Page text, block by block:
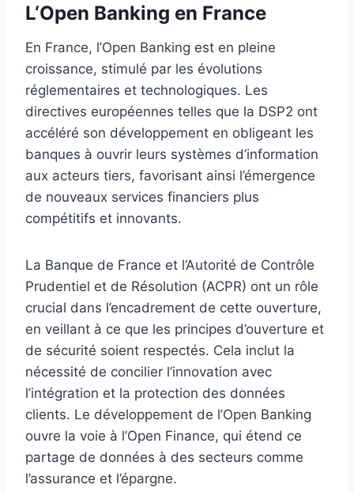
L‘Open Banking en France
En France, l’Open Banking est en pleine
croissance, stimulé par les évolutions
réglementaires et technologiques. Les
directives européennes telles que la DSP2 ont
accéléré son développement en obligeant les
banques à ouvrir leurs systèmes d’information
aux acteurs tiers, favorisant ainsi l’émergence
de nouveaux services financiers plus
compétitifs et innovants.
La Banque de France et l’Autorité de Contrôle
Prudentiel et de Résolution (ACPR) ont un rôle
crucial dans l’encadrement de cette ouverture,
en veillant à ce que les principes d’ouverture et
de sécurité soient respectés. Cela inclut la
nécessité de concilier l’innovation avec
l’intégration et la protection des données
clients. Le développement de l’Open Banking
ouvre la voie à l’Open Finance, qui étend ce
partage de données à des secteurs comme
l’assurance et l’épargne.